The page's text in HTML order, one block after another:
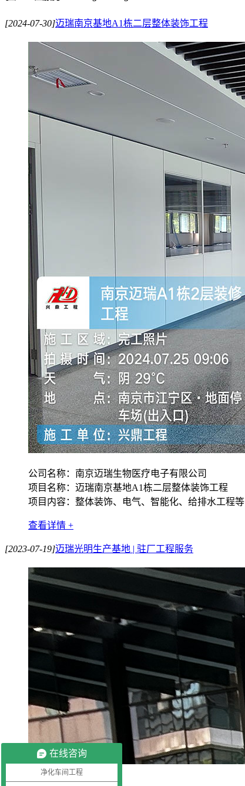
[2024-07-30]迈瑞南京基地A1栋二层整体装饰工程
公司名称：南京迈瑞生物医疗电子有限公司
项目名称：迈瑞南京基地A1栋二层整体装饰工程
项目内容：整体装饰、电气、智能化、给排水工程等
查看详情 +
[2023-07-19]迈瑞光明生产基地 | 驻厂工程服务
在线咨询
净化车间工程